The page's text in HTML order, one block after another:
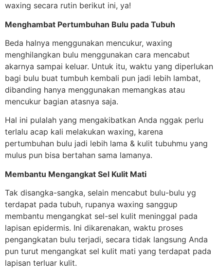
waxing secara rutin berikut ini, ya!
Menghambat Pertumbuhan Bulu pada Tubuh
Beda halnya menggunakan mencukur, waxing
menghilangkan bulu menggunakan cara mencabut
akarnya sampai keluar. Untuk itu, waktu yang diperlukan
bagi bulu buat tumbuh kembali pun jadi lebih lambat,
dibanding hanya menggunakan memangkas atau
mencukur bagian atasnya saja.
Hal ini pulalah yang mengakibatkan Anda nggak perlu
terlalu acap kali melakukan waxing, karena
pertumbuhan bulu jadi lebih lama & kulit tubuhmu yang
mulus pun bisa bertahan sama lamanya.
Membantu Mengangkat Sel Kulit Mati
Tak disangka-sangka, selain mencabut bulu-bulu yg
terdapat pada tubuh, rupanya waxing sanggup
membantu mengangkat sel-sel kulit meninggal pada
lapisan epidermis. Ini dikarenakan, waktu proses
pengangkatan bulu terjadi, secara tidak langsung Anda
pun turut mengangkat sel kulit mati yang terdapat pada
lapisan terluar kulit.